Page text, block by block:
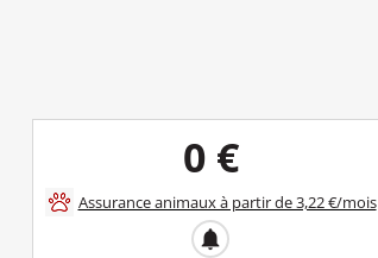
0 €
Assurance animaux à partir de 3,22 €/mois
notifications